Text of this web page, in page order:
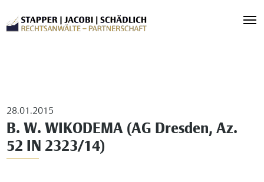
28.01.2015
B. W. WIKODEMA (AG Dresden, Az.
52 IN 2323/14)